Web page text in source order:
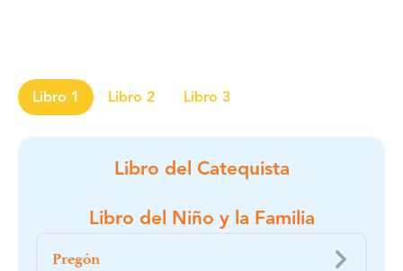
Libro 1 Libro 2 Libro 3
Libro del Catequista
Libro del Niño y la Familia
Pregón